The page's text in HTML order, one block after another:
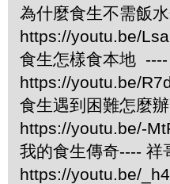
為什麼食生不需飯
https://youtu.be/
食生怎樣食本地
https://youtu.be/
食生遇到困難怎麼
https://youtu.be/-
我的食生傳奇---- 祥
https://youtu.be/